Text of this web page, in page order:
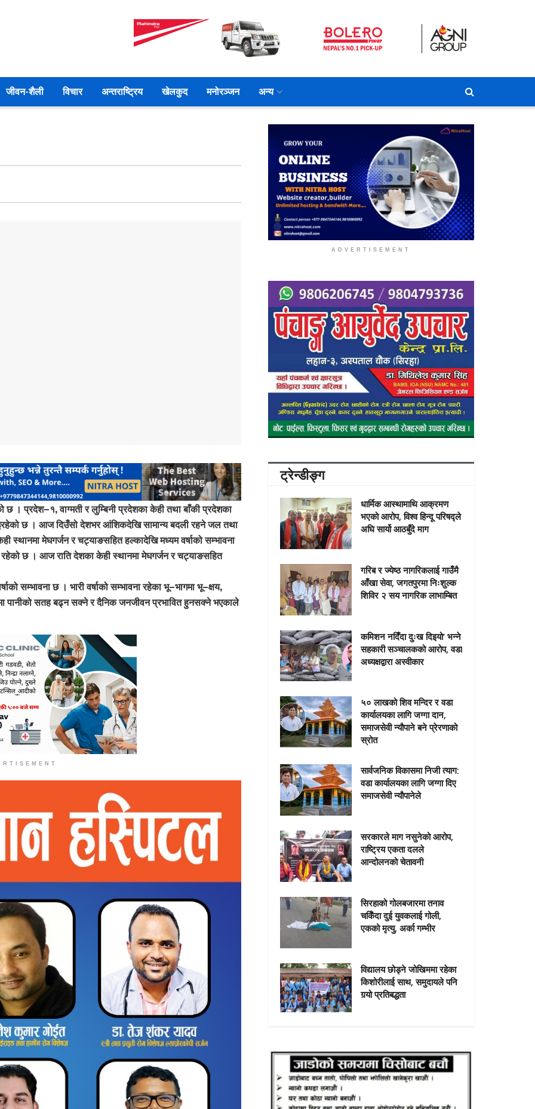
जीवन-शैली विचार अन्तराष्ट्रिय खेलकुद मनोरञ्जन अन्य
। प्रदेश–१, वाग्मती र लुम्बिनी प्रदेशका केही तथा बाँकी प्रदेशका
छ । आज दिउँसो देशभर आंशिकदेखि सामान्य बदली रहने जल तथा
स्थानमा मेघगर्जन र चट्याङसहित हल्कादेखि मध्यम वर्षाको सम्भावना
रहेको छ । आज राति देशका केही स्थानमा मेघगर्जन र चट्याङसहित
सम्भावना छ । भारी वर्षाको सम्भावना रहेका भू–भागमा भू–क्षय,
पानीको सतह बढ्न सक्ने र दैनिक जनजीवन प्रभावित हुनसक्ने भएकाले
ADVERTISEMENT
ट्रेन्डीङ्ग
धार्मिक आस्थामाथि आक्रमण
भएको आरोप, विश्व हिन्दू परिषद्ले
अघि सार्यो आठबुँदे माग
गरिब र ज्येष्ठ नागरिकलाई गाउँमै
आँखा सेवा, जगतपुरमा निःशुल्क
शिविर २ सय नागरिक लाभाम्बित
कमिशन नदिँदा दुःख दिइयो’ भन्ने
सहकारी सञ्चालकको आरोप, वडा
अध्यक्षद्वारा अस्वीकार
५० लाखको शिव मन्दिर र वडा
कार्यालयका लागि जग्गा दान,
समाजसेवी न्यौपाने बने प्रेरणाको
स्रोत
सार्वजनिक विकासमा निजी त्याग:
वडा कार्यालयका लागि जग्गा दिए
समाजसेवी न्यौपानेले
सरकारले माग नसुनेको आरोप,
राष्ट्रिय एकता दलले
आन्दोलनको चेतावनी
सिरहाको गोलबजारमा तनाव
चर्किँदा दुई युवकलाई गोली,
एकको मृत्यु, अर्का गम्भीर
विद्यालय छोड्ने जोखिममा रहेका
किशोरीलाई साथ, समुदायले पनि
गर्‍यो प्रतिबद्धता